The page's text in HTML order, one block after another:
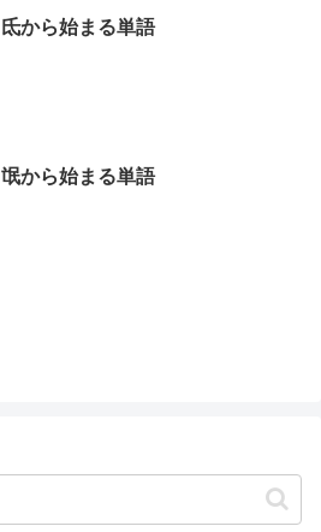
氐から始まる単語
氓から始まる単語